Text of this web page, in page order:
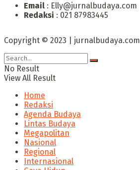
Email : Elly@jurnalbudaya.com
Redaksi : 021 87983445
Copyright © 2023 | jurnalbudaya.com
No Result
View All Result
Home
Redaksi
Agenda Budaya
Lintas Budaya
Megapolitan
Nasional
Regional
Internasional